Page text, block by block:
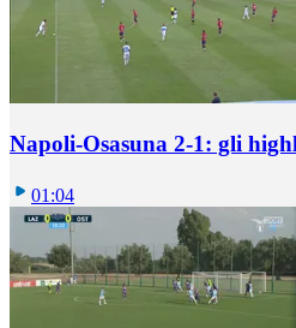
Napoli-Osasuna 2-1: gli
01:04